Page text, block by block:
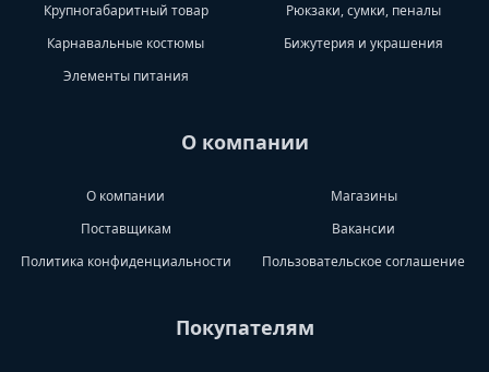
Крупногабаритный товар
Рюкзаки, сумки, пеналы
Карнавальные костюмы
Бижутерия и украшения
Элементы питания
О компании
О компании
Магазины
Поставщикам
Вакансии
Политика конфиденциальности
Пользовательское соглашение
Покупателям